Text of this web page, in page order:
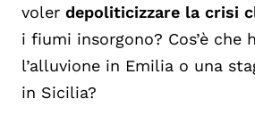
voler depoliticizzare la crisi
i fiumi insorgono? Cos’è che
l’alluvione in Emilia o una
in Sicilia?